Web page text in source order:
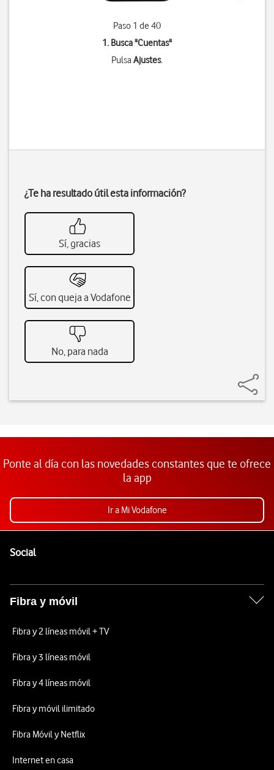
Paso 1 de 40
1. Busca "Cuentas"
PulsaAjustes.
¿Te ha resultado útil esta información?
Sí, gracias
Sí, con queja a Vodafone
No, para nada
Ponte al día con las novedades constantes que te ofrece
la app
Ir a Mi Vodafone
SocialEnlaces a las redes sociales de Vodafone
Fibra y móvil
Fibra y 2 líneas móvil + TV
Fibra y 3 líneas móvil
Fibra y 4 líneas móvil
Fibra y móvil ilimitado
Fibra Móvil y Netflix
Internet en casa